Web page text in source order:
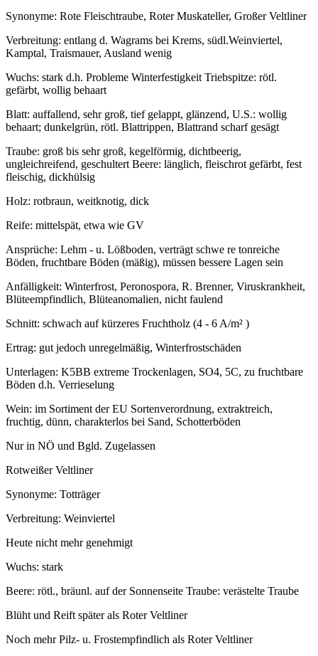
Synonyme: Rote Fleischtraube, Roter Muskateller, Großer Veltliner
Verbreitung: entlang d. Wagrams bei Krems, südl.Weinviertel,
Kamptal, Traismauer, Ausland wenig
Wuchs: stark d.h. Probleme Winterfestigkeit Triebspitze: rötl.
gefärbt, wollig behaart
Blatt: auffallend, sehr groß, tief gelappt, glänzend, U.S.: wollig
behaart; dunkelgrün, rötl. Blattrippen, Blattrand scharf gesägt
Traube: groß bis sehr groß, kegelförmig, dichtbeerig,
ungleichreifend, geschultert Beere: länglich, fleischrot gefärbt, fest
fleischig, dickhülsig
Holz: rotbraun, weitknotig, dick
Reife: mittelspät, etwa wie GV
Ansprüche: Lehm - u. Lößboden, verträgt schwe re tonreiche
Böden, fruchtbare Böden (mäßig), müssen bessere Lagen sein
Anfälligkeit: Winterfrost, Peronospora, R. Brenner, Viruskrankheit,
Blüteempfindlich, Blüteanomalien, nicht faulend
Schnitt: schwach auf kürzeres Fruchtholz (4 - 6 A/m² )
Ertrag: gut jedoch unregelmäßig, Winterfrostschäden
Unterlagen: K5BB extreme Trockenlagen, SO4, 5C, zu fruchtbare
Böden d.h. Verrieselung
Wein: im Sortiment der EU Sortenverordnung, extraktreich,
fruchtig, dünn, charakterlos bei Sand, Schotterböden
Nur in NÖ und Bgld. Zugelassen
Rotweißer Veltliner
Synonyme: Totträger
Verbreitung: Weinviertel
Heute nicht mehr genehmigt
Wuchs: stark
Beere: rötl., bräunl. auf der Sonnenseite Traube: verästelte Traube
Blüht und Reift später als Roter Veltliner
Noch mehr Pilz- u. Frostempfindlich als Roter Veltliner